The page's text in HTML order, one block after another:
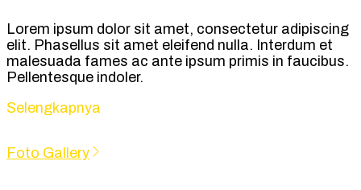
Lorem ipsum dolor sit amet, consectetur adipiscing
elit. Phasellus sit amet eleifend nulla. Interdum et
malesuada fames ac ante ipsum primis in faucibus.
Pellentesque indoler.
Selengkapnya
Foto Gallery